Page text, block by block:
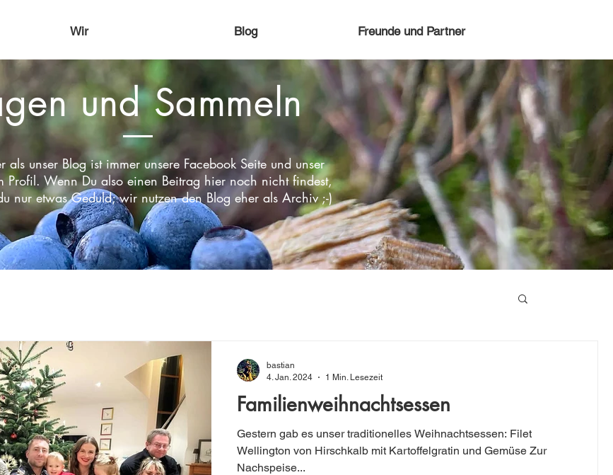
Wir Blog Freunde und Partner
und Sammeln
als unser Blog ist immer unsere Facebook Seite und unser
Profil. Wenn Du also einen Beitrag hier noch nicht findest,
nur etwas Geduld; wir nutzen den Blog eher als Archiv ;-)
Familienweihnachtsessen
Gestern gab es unser traditionelles Weihnachtsessen: Filet
Wellington von Hirschkalb mit Kartoffelgratin und Gemüse Zur
Nachspeise...
bastian
4. Jan. 2024
1 Min. Lesezeit